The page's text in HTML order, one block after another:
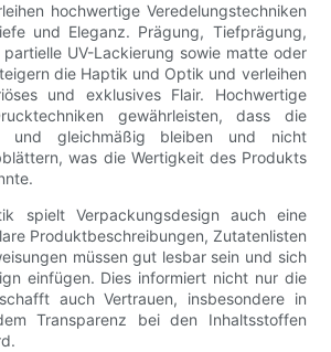
hochwertige Veredelungstechniken
und Eleganz. Prägung, Tiefprägung,
UV-Lackierung sowie matte oder
die Haptik und Optik und verleihen
und exklusives Flair. Hochwertige
gewährleisten, dass die
und gleichmäßig bleiben und nicht
was die Wertigkeit des Produkts
spielt Verpackungsdesign auch eine
Produktbeschreibungen, Zutatenlisten
müssen gut lesbar sein und sich
einfügen. Dies informiert nicht nur die
auch Vertrauen, insbesondere in
Transparenz bei den Inhaltsstoffen